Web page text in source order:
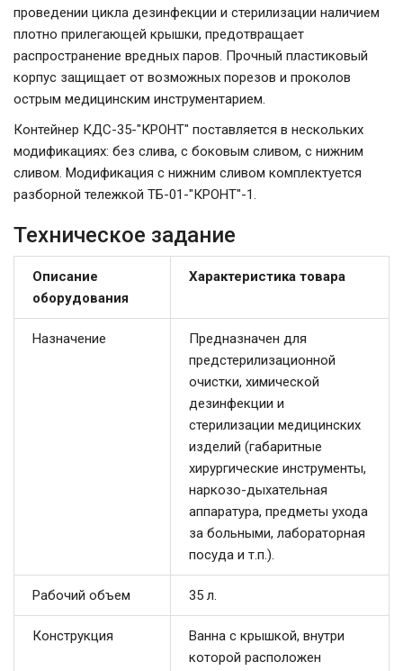
проведении цикла дезинфекции и стерилизации наличием
плотно прилегающей крышки, предотвращает
распространение вредных паров. Прочный пластиковый
корпус защищает от возможных порезов и проколов
острым медицинским инструментарием.
Контейнер КДС-35-"КРОНТ" поставляется в нескольких
модификациях: без слива, с боковым сливом, с нижним
сливом. Модификация с нижним сливом комплектуется
разборной тележкой ТБ-01-"КРОНТ"-1.
Техническое задание
Описание
оборудования
Характеристика товара
Назначение
Предназначен для
предстерилизационной
очистки, химической
дезинфекции и
стерилизации медицинских
изделий (габаритные
хирургические инструменты,
наркозо-дыхательная
аппаратура, предметы ухода
за больными, лабораторная
посуда и т.п.).
Рабочий объем 35 л.
Конструкция
Ванна с крышкой, внутри
которой расположен